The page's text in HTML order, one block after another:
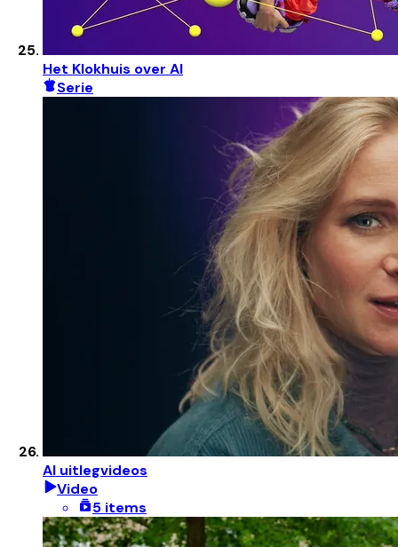
Het Klokhuis over AI
Serie
AI uitlegvideos
Video
5 items